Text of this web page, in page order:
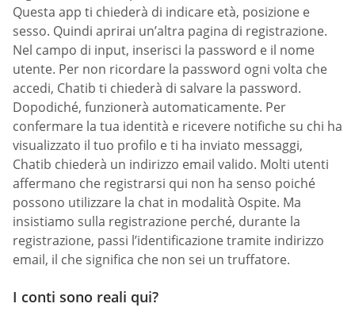
Questa app ti chiederà di indicare età, posizione e
sesso. Quindi aprirai un’altra pagina di registrazione.
Nel campo di input, inserisci la password e il nome
utente. Per non ricordare la password ogni volta che
accedi, Chatib ti chiederà di salvare la password.
Dopodiché, funzionerà automaticamente. Per
confermare la tua identità e ricevere notifiche su chi ha
visualizzato il tuo profilo e ti ha inviato messaggi,
Chatib chiederà un indirizzo email valido. Molti utenti
affermano che registrarsi qui non ha senso poiché
possono utilizzare la chat in modalità Ospite. Ma
insistiamo sulla registrazione perché, durante la
registrazione, passi l’identificazione tramite indirizzo
email, il che significa che non sei un truffatore.
I conti sono reali qui?